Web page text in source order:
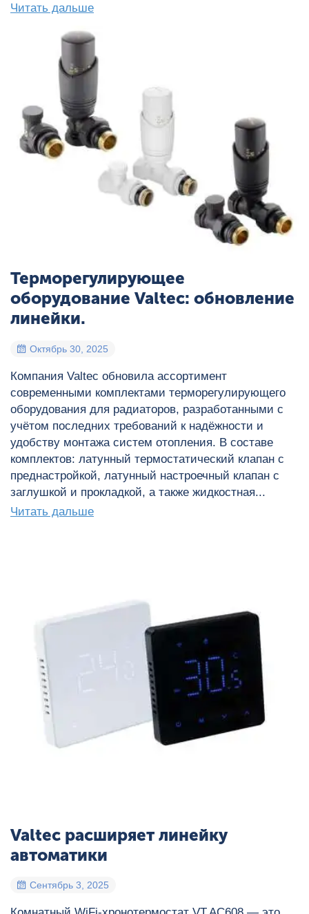
Читать дальше
Терморегулирующее
оборудование Valtec: обновление
линейки.
Октябрь 30, 2025
Компания Valtec обновила ассортимент
современными комплектами терморегулирующего
оборудования для радиаторов, разработанными с
учётом последних требований к надёжности и
удобству монтажа систем отопления. В составе
комплектов: латунный термостатический клапан с
преднастройкой, латунный настроечный клапан с
заглушкой и прокладкой, а также жидкостная...
Читать дальше
Valtec расширяет линейку
автоматики
Сентябрь 3, 2025